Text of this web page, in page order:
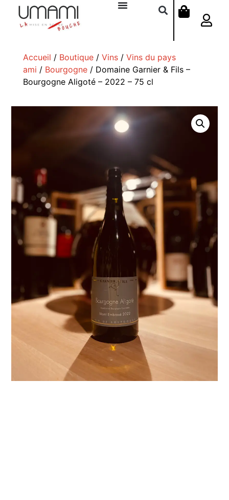
Accueil / Boutique/ Vins/ Vins du pays
ami / Bourgogne/ Domaine Garnier & Fils –
Bourgogne Aligoté – 2022 – 75 cl